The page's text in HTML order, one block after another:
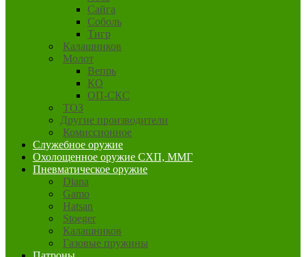
Сайга
Соболь
Тигр
Калашников
Молот
Вепрь
КО
ОП-СКС
ТОЗ
Другие производители
Комиссионное
Служебное оружие
Охолощенное оружие СХП, ММГ
Пневматическое оружие
Diana
Gamo
Hatsan
Stoeger
Калашников
Газовые пружины